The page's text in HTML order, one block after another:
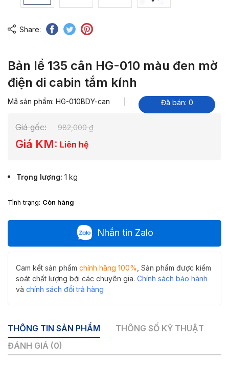
Share:
Bản lề 135 cân HG-010 màu đen mờ
điện di cabin tắm kính
Mã sản phẩm: HG-010BDY-can Đã bán: 0
Giá gốc: 982,000₫
Giá KM: Liên hệ
Trọng lượng 1 kg
Tình trạng: Còn hàng
Nhắn tin Zalo
Cam kết sản phẩm chính hãng 100% , Sản phẩm được kiểm
soát chất lượng bởi các chuyên gia. Chính sách bảo hành
và chính sách đổi trả hàng
THÔNG TIN SẢN PHẨM
THÔNG SỐ KỸ THUẬT
ĐÁNH GIÁ (0)